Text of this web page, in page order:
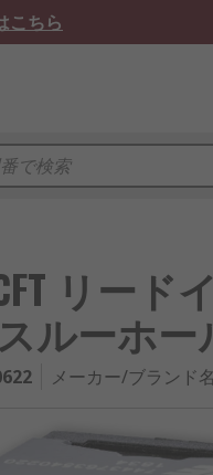
こちら
リード
ルーホー
メーカー/ブランド名